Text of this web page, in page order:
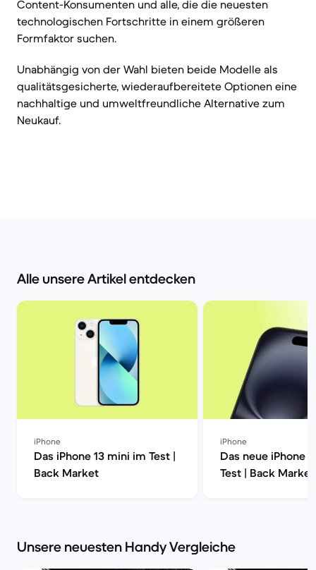
Content-Konsumenten und alle, die die neuesten
technologischen Fortschritte in einem größeren
Formfaktor suchen.
Unabhängig von der Wahl bieten beide Modelle als
qualitätsgesicherte, wiederaufbereitete Optionen eine
nachhaltige und umweltfreundliche Alternative zum
Neukauf.
Alle unsere Artikel entdecken
iPhone
Das iPhone 13 mini im Test |
Back Market
iPhone
Das neue iPhone
Test | Back Market
Unsere neuesten Handy Vergleiche